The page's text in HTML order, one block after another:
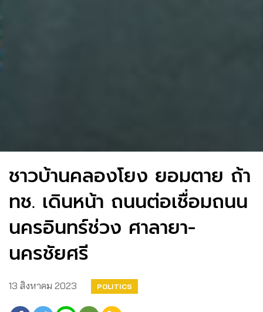
ชาวบ้านคลองโยง ยอมตาย ถ้า
ทช. เดินหน้า ถนนต่อเชื่อมถนน
นครอินทร์ช่วง ศาลายา-
นครชัยศรี ​
13 สิงหาคม 2023 POLITICS